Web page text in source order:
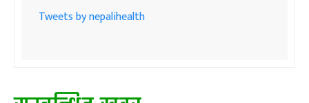
Tweets by nepalihealth